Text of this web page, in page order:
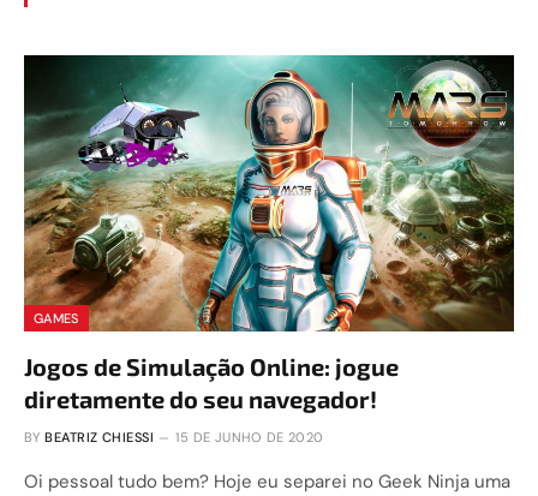
GAMES
Jogos de Simulação Online: jogue
diretamente do seu navegador!
BY BEATRIZ CHIESSI 15 DE JUNHO DE 2020
Oi pessoal tudo bem? Hoje eu separei no Geek Ninja uma